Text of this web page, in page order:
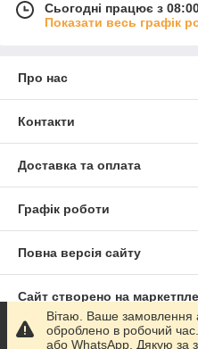
Сьогодні працює з
Показати весь графік
Про нас
Контакти
Доставка та оплата
Графік роботи
Повна версія сайту
Сайт створено на
Політика конфіденційності
Вітаю. Ваше замовлення
оброблено в робочий
або WhatsApp. Дякую за